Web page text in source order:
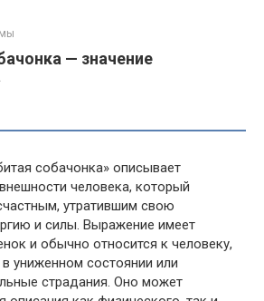
— значение
собачонка» описывает
человека, который
утратившим свою
и силы. Выражение имеет
и обычно относится к человеку,
униженном состоянии или
страдания. Оно может